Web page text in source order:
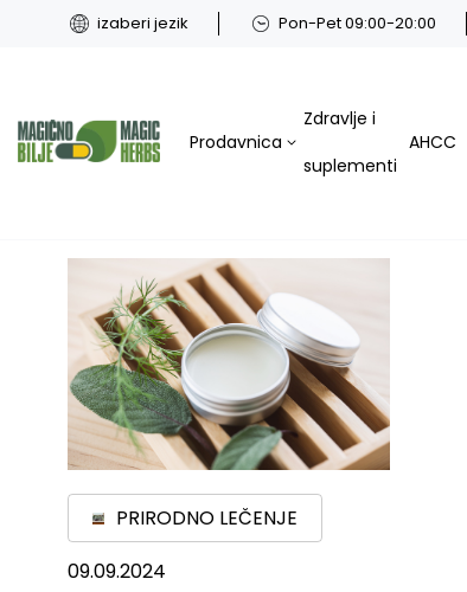
izaberi jezik Pon-Pet 09:00-20:00
Prodavnica
Zdravlje i
suplementi
AHCC
PRIRODNO LEČENJE
09.09.2024